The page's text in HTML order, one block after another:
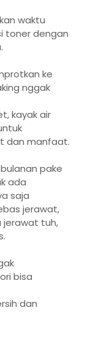
waktu
toner dengan
ke
nggak
kayak air
dan manfaat.
pake
ada
saja
jerawat,
jerawat tuh,
bisa
dan